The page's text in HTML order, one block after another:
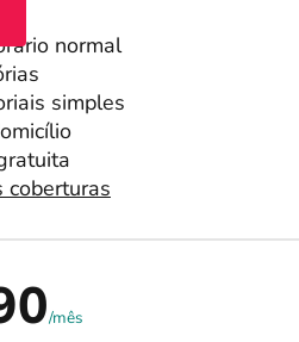
normal
simples
coberturas
/mês